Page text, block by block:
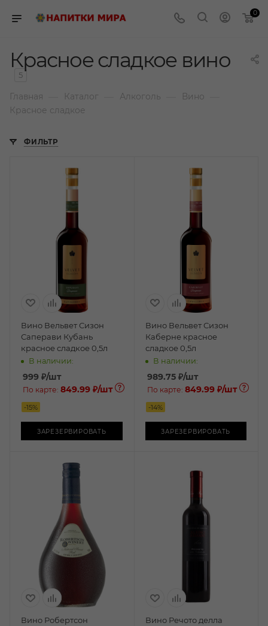
0
Красное сладкое вино
5
Главная Каталог Алкоголь Вино
Красное сладкое
ФИЛЬТР
Вино Вельвет Сизон
Саперави Кубань
красное сладкое 0,5л
В наличии:
999 ₽/шт
По карте: 849.99 ₽/шт
-15%
ЗАРЕЗЕРВИРОВАТЬ
Вино Вельвет Сизон
Каберне красное
сладкое 0,5л
В наличии:
989.75₽/шт
По карте: 849.99 ₽/шт
-14%
ЗАРЕЗЕРВИРОВАТЬ
Вино Робертсон
Вино Речото делла